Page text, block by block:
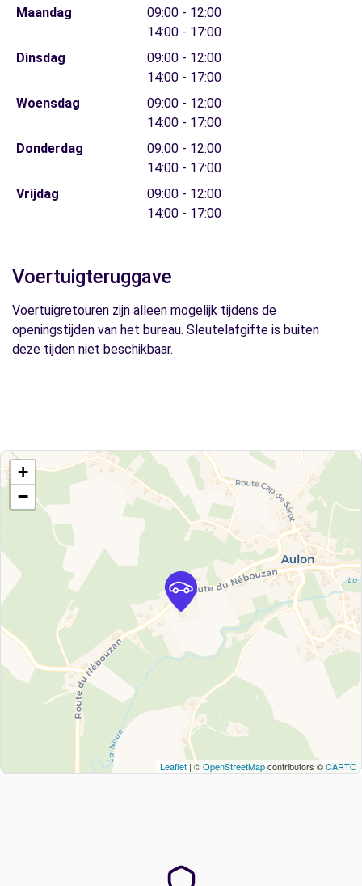
Maandag
09:00 - 12:00
14:00 - 17:00
Dinsdag
09:00 - 12:00
14:00 - 17:00
Woensdag
09:00 - 12:00
14:00 - 17:00
Donderdag
09:00 - 12:00
14:00 - 17:00
Vrijdag
09:00 - 12:00
14:00 - 17:00
Voertuigteruggave
Voertuigretouren zijn alleen mogelijk tijdens de
openingstijden van het bureau. Sleutelafgifte is buiten
deze tijden niet beschikbaar.
+
−
Leaflet | ©OpenStreetMapcontributors ©CARTO